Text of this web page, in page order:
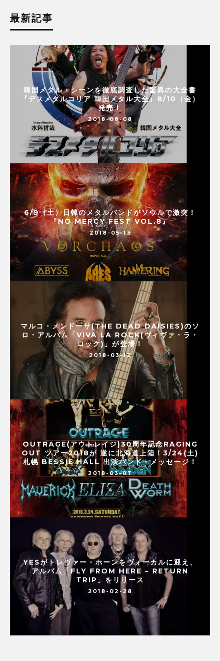
最新記事
韓国メタル・シーンを徹底調査した驚異の大全書
『デスメタルコリア 韓国メタル大全』8/10（金）
発売！
2018-08-08
6/9（土）日韓のメタルバンドがソウルで激突！
『NO MERCY FEST VOL.8』
2018-05-13
マルコ・メンドーサ(THE DEAD DAISIES)のソ
ロ・アルバム「VIVA LA ROCK(ヴィヴァ・ラ・
ロック)」が登場！
2018-03-12
OUTRAGE(アウトレイジ)30周年記念RAGING
OUT ツアー2018が 遂に北海道上陸！3/24(土)
札幌 BESSIE HALL 出演バンド・メッセージ！
2018-03-07
YESがトレヴァー・ホーンをヴォーカルに迎え、
アルバム「FLY FROM HERE – RETURN
TRIP」をリリース
2018-02-28